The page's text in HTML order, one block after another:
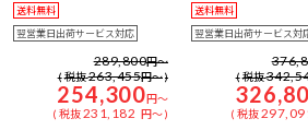
送料無料
翌営業日出荷サービス対応
289,800円～
税抜263,455円～
254,300円～
税抜231,182 円～
送料無料
翌営業日出荷サービス対
税抜
税抜